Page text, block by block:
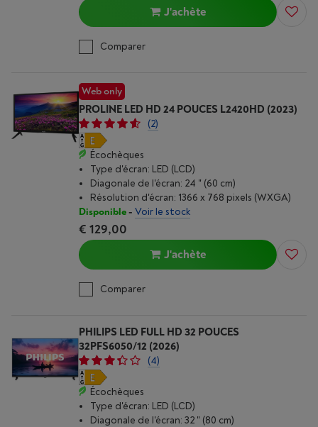
J'achète
Comparer
Web only
PROLINE LED HD 24 POUCES L2420HD (2023)
(2)
Écochèques
Type d'écran: LED (LCD)
Diagonale de l'écran: 24 " (60 cm)
Résolution d'écran: 1366 x 768 pixels (WXGA)
Disponible- Voir le stock
€ 129,00
J'achète
Comparer
PHILIPS LED FULL HD 32 POUCES
32PFS6050/12 (2026)
(4)
Écochèques
Type d'écran: LED (LCD)
Diagonale de l'écran: 32 " (80 cm)